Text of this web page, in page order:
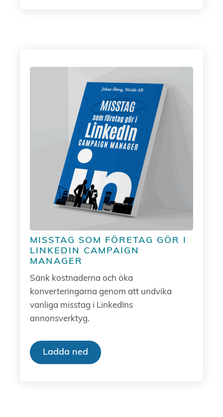
MISSTAG SOM FÖRETAG GÖR I
LINKEDIN CAMPAIGN
MANAGER
Sänk kostnaderna och öka
konverteringarna genom att undvika
vanliga misstag i LinkedIns
annonsverktyg.
Ladda ned